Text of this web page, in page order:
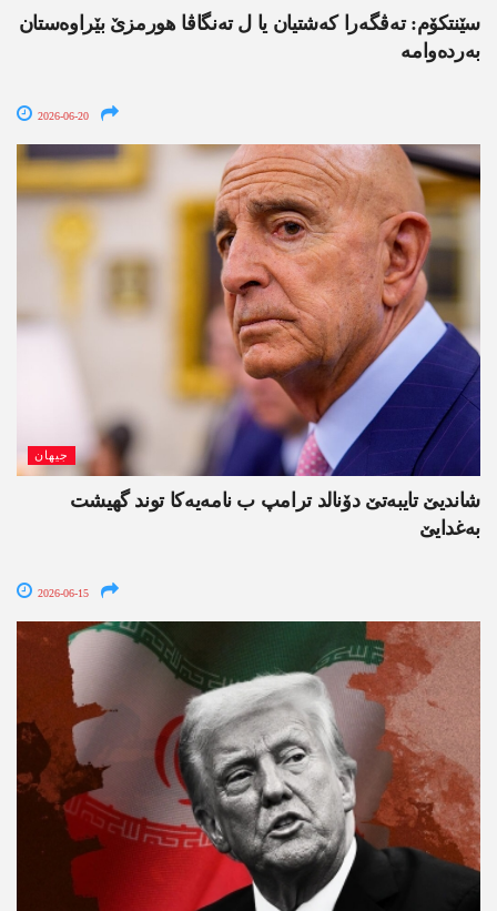
سێنتکۆم: تەڤگەرا کەشتیان یا ل تەنگاڤا ھورمزێ بێراوەستان
بەردەوامە
2026-06-20
جیھان
شاندیێ تایبەتێ دۆنالد ترامپ ب نامەیەکا توند گھیشت
بەغدایێ
2026-06-15